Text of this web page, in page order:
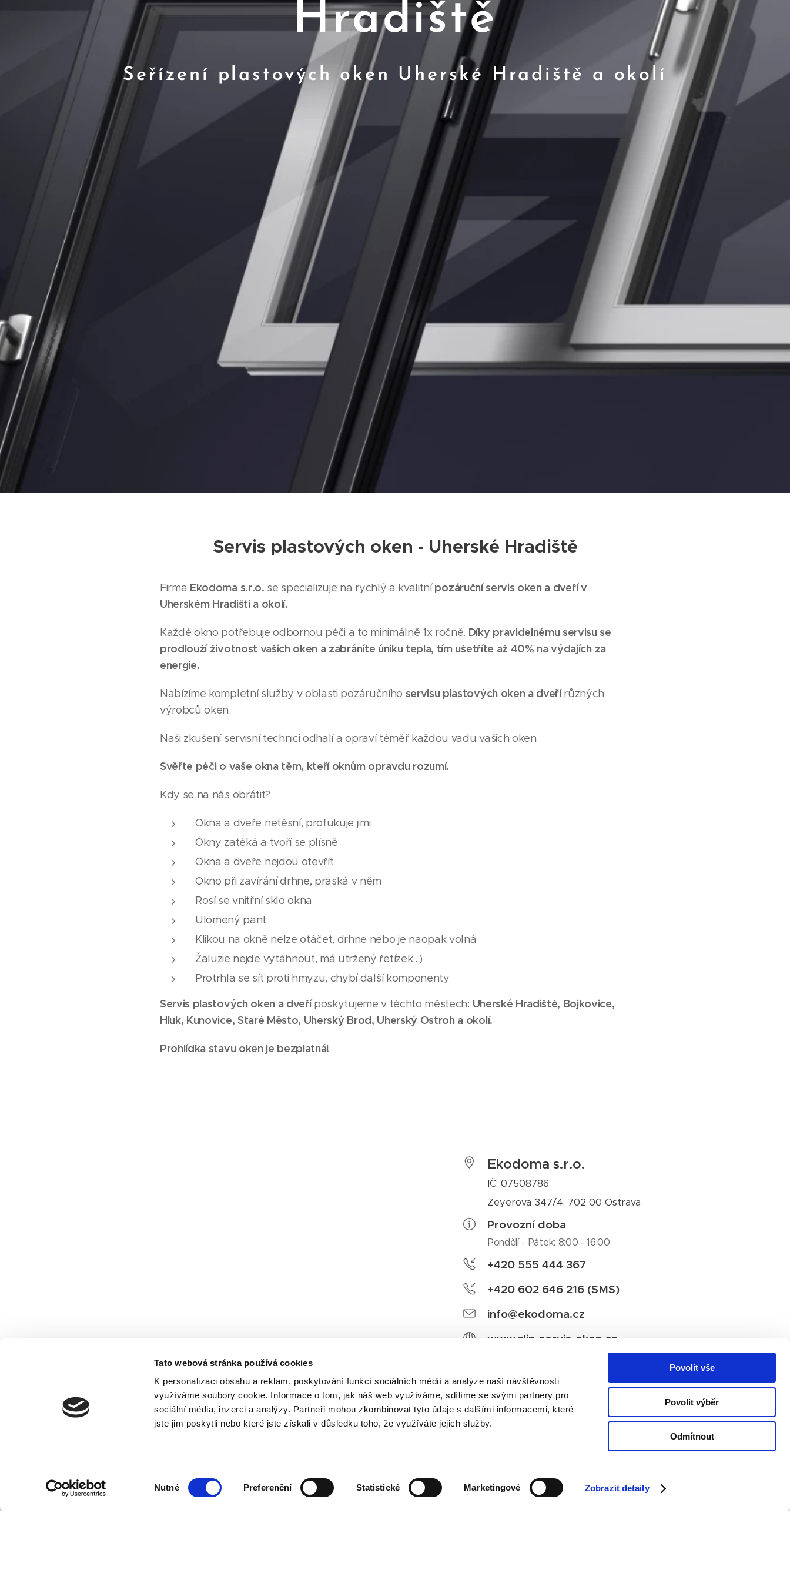
Tato webová stránka používá cookies
K personalizaci obsahu a reklam, poskytování funkcí sociálních médií a analýze naší návštěvnosti
využíváme soubory cookie. Informace o tom, jak náš web využíváme, sdílíme se svými partnery pro
sociální média, inzerci a analýzy. Partneři mohou zkombinovat tyto údaje s dalšími informacemi, které
jste jim poskytli nebo které jste získali v důsledku toho, že využíváte jejich služby.
Nutné Preferenční Statistické Marketingové Zobrazit detaily
Povolit vše
Povolit výběr
Odmítnout
Hradiště
Seřízení plastových oken Uherské Hradiště a okolí
Servis plastových oken - Uherské Hradiště
Firma Ekodoma s.r.o. se specializuje na rychlý a kvalitnípozáruční servis oken a dveří v
Uherském Hradišti a okolí.
Každé okno potřebuje odbornou péči a to minimálně 1x ročně. Díky pravidelnému servisu se
prodlouží životnost vašich oken a zabráníte úniku tepla, tím ušetříte až 40% na výdajích za
energie.
Nabízíme kompletní služby v oblasti pozáručního servisu plastových oken a dveřírůzných
výrobců oken.
Naši zkušení servisní technici odhalí a opraví téměř každou vadu vašich oken.
Svěřte péči o vaše okna těm, kteří oknům opravdu rozumí.
Kdy se na nás obrátit?
Okna a dveře netěsní, profukuje jimi
Okny zatéká a tvoří se plísně
Okna a dveře nejdou otevřít
Okno při zavírání drhne, praská v něm
Rosí se vnitřní sklo okna
Ulomený pant
Klikou na okně nelze otáčet, drhne nebo je naopak volná
Žaluzie nejde vytáhnout, má utržený řetízek...)
Protrhla se síť proti hmyzu, chybí další komponenty
Servis plastových oken a dveříposkytujeme v těchto městech: Uherské Hradiště, Bojkovice,
Hluk, Kunovice, Staré Město, Uherský Brod, Uherský Ostroh a okolí.
Prohlídka stavu oken je bezplatná!
Ekodoma s.r.o.
IČ: 07508786
Zeyerova 347/4, 702 00 Ostrava
Provozní doba
Pondělí - Pátek: 8:00 - 16:00
+420 555 444 367
+420 602 646 216 (SMS)
info@ekodoma.cz
www.zlin-servis-oken.cz
Facebook
Instagram